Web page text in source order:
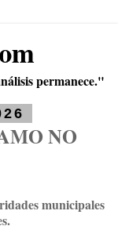
permanece."
NO
municipales